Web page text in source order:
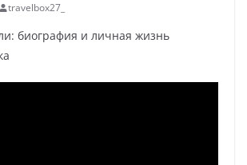
travelbox27_